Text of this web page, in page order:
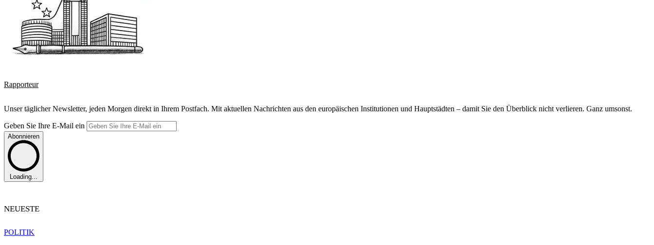
Rapporteur
Unser täglicher Newsletter, jeden Morgen direkt in Ihrem Postfach. Mit aktuellen Nachrichten aus den europäischen Institutionen und Hauptstädten – damit Sie den Überblick nicht verlieren. Ganz umsonst.
Geben Sie Ihre E-Mail ein
Abonnieren
Loading...
NEUESTE
POLITIK